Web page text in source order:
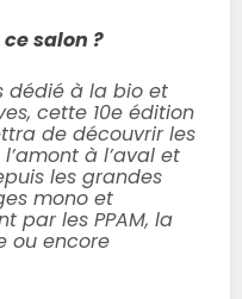
salon ?
dédié à la bio et
cette 10e édition
de découvrir les
à l’aval et
les grandes
mono et
par les PPAM, la
ou encore